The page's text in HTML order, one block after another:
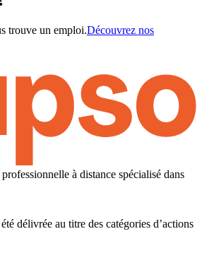
trouve un emploi.Découvrez nos
à distance spécialisé dans
délivrée au titre des catégories d’actions